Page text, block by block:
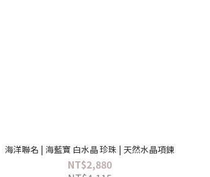
海洋聯名 | 海藍寶 白水晶 珍珠 | 天然水晶項鍊
NT$2,880